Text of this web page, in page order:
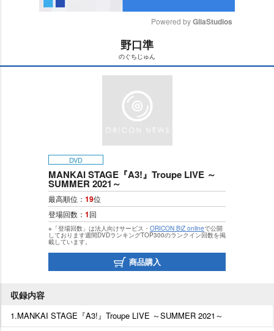
t
Powered by GliaStudios
野口準
のぐちじゅん
DVD
MANKAI STAGE『A3!』Troupe LIVE ～
SUMMER 2021～
最高順位： 19位
登場回数： 1回
※「登場回数」は法人向けサービス・ ORICON BiZ onlineで公開
しております週間DVDランキングTOP300のランクイン回数を掲
載しています。
商品購入
収録内容
1.MANKAI STAGE『A3!』Troupe LIVE ～SUMMER 2021～